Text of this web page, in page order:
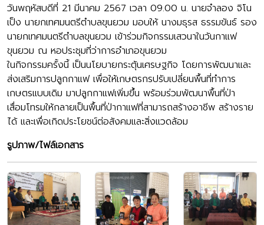
วันพฤหัสบดีที่ 21 มีนาคม 2567 เวลา 09.00 น. นายจำลอง จิโน
เป็ง นายกเทศมนตรีตำบลขุนยวม มอบให้ นางมธุรส ธรรมขันธ์ รอง
นายกเทศมนตรีตำบลขุนยวม เข้าร่วมกิจกรรมเสวนาในวันกาแฟ
ขุนยวม ณ หอประชุมที่ว่าการอำเภอขุนยวม
ในกิจกรรมครั้งนี้ เป็นนโยบายกระตุ้นเศรษฐกิจ โดยการพัฒนาและ
ส่งเสริมการปลูกกาแฟ เพื่อให้เกษตรกรปรับเปลี่ยนพื้นที่ทำการ
เกษตรแบบเดิม มาปลูกกาแฟเพิ่มขึ้น พร้อมร่วมพัฒนาพื้นที่ป่า
เสื่อมโทรมให้กลายเป็นพื้นที่ป่ากาแฟที่สามารถสร้างอาชีพ สร้างราย
ได้ และเพื่อเกิดประโยชน์ต่อสังคมและสิ่งแวดล้อม
รูปภาพ/ไฟล์เอกสาร